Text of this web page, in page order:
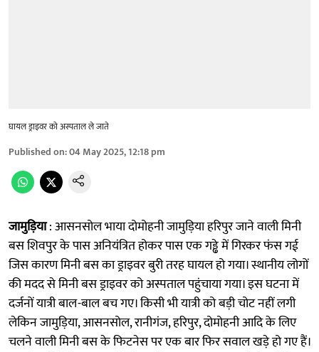
घायल ड्राइवर को अस्पताल ले जाते
Published on:04 May 2025, 12:18 pm
जामुड़िया: आसनसोल भाया दोमोहनी जामुड़िया हरिपुर जाने वाली मिनी
बस शिवपुर के पास अनियंत्रित होकर पास एक गड्ढे में गिरकर फंस गई
जिस कारण मिनी बस का ड्राइवर बुरी तरह घायल हो गया। स्थानीय लोगों
की मदद से मिनी बस ड्राइवर को अस्पताल पहुंचाया गया। इस घटना में
दर्जनों यात्री बाल-बाल बच गए। किसी भी यात्री को बड़ी चोट नहीं लगी
लेकिन जामुड़िया, आसनसोल, रानीगंज, हरिपुर, दोमोहनी आदि के लिए
चलने वाली मिनी बस के फिटनेस पर एक बार फिर सवाल खड़े हो गए हैं।